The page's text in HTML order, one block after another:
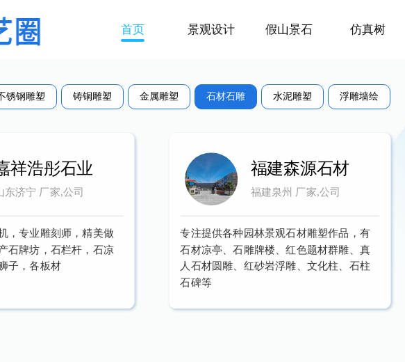
首页 景观设计 假山景石 仿真树
锈钢雕塑 铸铜雕塑 金属雕塑 石材石雕 水泥雕塑 浮雕墙绘
祥浩彤石业
东济宁 厂家,公司
，专业雕刻师，精美做
石牌坊，石栏杆，石凉
子，各板材
福建森源石材
福建泉州 厂家,公司
专注提供各种园林景观石材雕塑作品，有
石材凉亭、石雕牌楼、红色题材群雕、真
人石材圆雕、红砂岩浮雕、文化柱、石柱
石碑等